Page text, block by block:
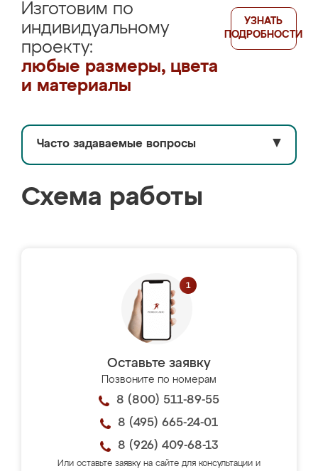
Изготовим по
индивидуальному
проекту:
любые размеры, цвета
и материалы
УЗНАТЬ
ПОДРОБНОСТИ
Часто задаваемые вопросы ▼
Схема работы
Оставьте заявку
Позвоните по номерам
8 (800) 511-89-55
8 (495) 665-24-01
8 (926) 409-68-13
Или оставьте заявку на сайте для консультации и